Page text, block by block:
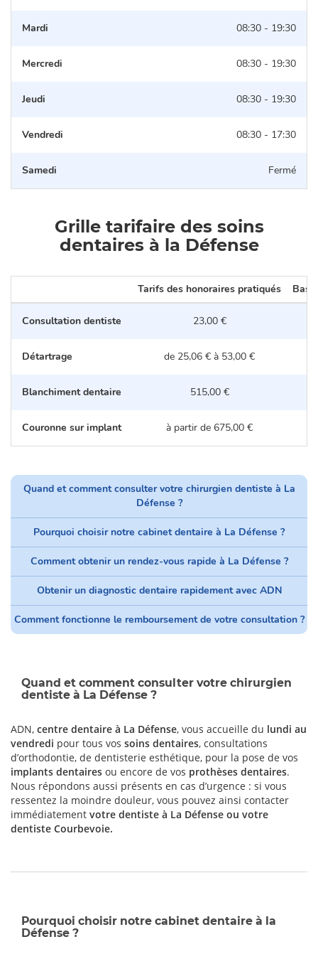
Mardi 08:30 - 19:30
Mercredi 08:30 - 19:30
Jeudi 08:30 - 19:30
Vendredi 08:30 - 17:30
Samedi Fermé
Grille tarifaire des soins
dentaires à la Défense
Tarifs des honoraires pratiqués
Consultation dentiste 23,00 €
Détartrage de 25,06 € à 53,00 €
Blanchiment dentaire 515,00 €
Couronne sur implant à partir de 675,00 €
Quand et comment consulter votre chirurgien dentiste à La
Défense ?
Pourquoi choisir notre cabinet dentaire à La Défense ?
Comment obtenir un rendez-vous rapide à La Défense ?
Obtenir un diagnostic dentaire rapidement avec ADN
Comment fonctionne le remboursement de votre consultation ?
Quand et comment consulter votre chirurgien
dentiste à La Défense ?
ADN, centre dentaire à La Défense, vous accueille du lundi au
vendredi pour tous vos soins dentaires, consultations
d’orthodontie, de dentisterie esthétique, pour la pose de vos
implants dentaires ou encore de vos prothèses dentaires.
Nous répondons aussi présents en cas d’urgence : si vous
ressentez la moindre douleur, vous pouvez ainsi contacter
immédiatement votre dentiste à La Défense ou votre
dentiste Courbevoie.
Pourquoi choisir notre cabinet dentaire à la
Défense ?